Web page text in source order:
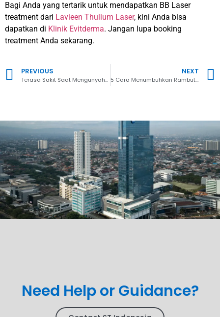
Bagi Anda yang tertarik untuk mendapatkan BB Laser
treatment dari Lavieen Thulium Laser, kini Anda bisa
dapatkan di Klinik Evitderma. Jangan lupa booking
treatment Anda sekarang.
PREVIOUS
Terasa Sakit Saat Mengunyah? Waspada Gejala Periodontitis
NEXT
5 Cara Menumbuhkan Rambut Botak di Jidat
Need Help or Guidance?